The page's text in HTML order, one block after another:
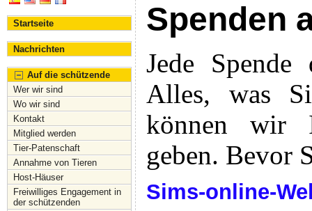
Startseite
Nachrichten
Auf die schützende
Wer wir sind
Wo wir sind
Kontakt
Mitglied werden
Tier-Patenschaft
Annahme von Tieren
Host-Häuser
Freiwilliges Engagement in
der schützenden
Spenden
Jede
Alles, was
können wir
geben. Bevor
Sims-online-